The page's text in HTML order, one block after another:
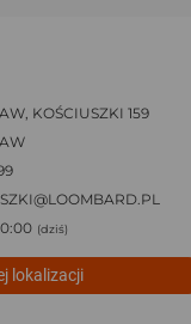
KOŚCIUSZKI 159
(dziś)
lokalizacji